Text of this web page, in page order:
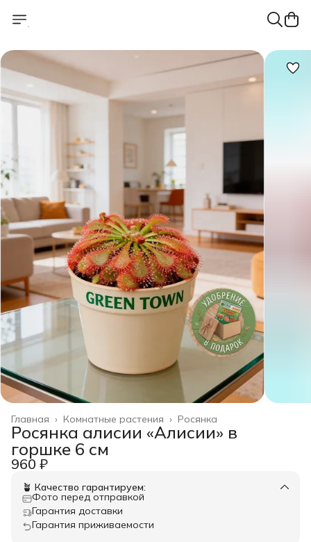
Росянка
Комнатные растения ›
Главная ›
Росянка алисии «Алисии» в
горшке 6 см
960 ₽
🪴 Качество гарантируем:
Фото перед отправкой
Гарантия доставки
Гарантия приживаемости